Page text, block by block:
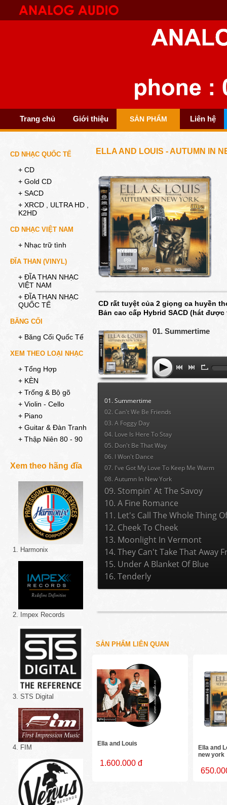
Trang chủ Giới thiệu SẢN PHẨM Liên hệ
CD NHẠC QUỐC TẾ
+ CD
+ Gold CD
+ SACD
+ XRCD , ULTRA HD ,
K2HD
CD NHẠC VIỆT NAM
+ Nhạc trữ tình
ĐĨA THAN (VINYL)
+ ĐĨA THAN NHẠC
VIỆT NAM
+ ĐĨA THAN NHẠC
QUỐC TẾ
BĂNG CỐI
+ Băng Cối Quốc Tế
XEM THEO LOẠI NHẠC
+ Tổng Hợp
+ KÈN
+ Trống & Bộ gõ
+ Violin - Cello
+ Piano
+ Guitar & Đàn Tranh
+ Thập Niên 80 - 90
Xem theo hãng đĩa
1. Harmonix
2. Impex Records
3. STS Digital
4. FIM
ELLA AND LOUIS - AUTUMN IN
CD rất tuyệt của 2 giọng ca huyền
Bản cao cấp Hybrid SACD (hát
01. Summertime
01. Summertime
02. Can't We Be Friends
03. A Foggy Day
04. Love Is Here To Stay
05. Don't Be That Way
06. I Won't Dance
07. I've Got My Love To Keep Me Warm
08. Autumn In New York
09. Stompin' At The Savoy
10. A Fine Romance
11. Let's Call The Whole Thing
12. Cheek To Cheek
13. Moonlight In Vermont
14. They Can't Take That Away
15. Under A Blanket Of Blue
16. Tenderly
SẢN PHẨM LIÊN QUAN
Ella and Louis
1.600.000 đ
Ella and
new york